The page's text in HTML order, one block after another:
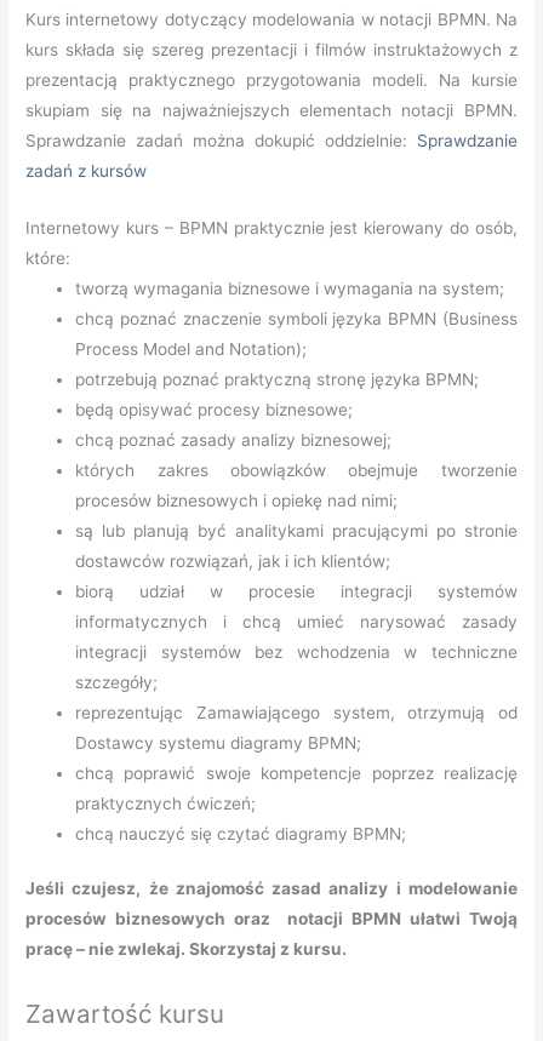
Kurs internetowy dotyczący modelowania w notacji BPMN. Na
kurs składa się szereg prezentacji i filmów instruktażowych z
prezentacją praktycznego przygotowania modeli. Na kursie
skupiam się na najważniejszych elementach notacji BPMN.
Sprawdzanie zadań można dokupić oddzielnie: Sprawdzanie
zadań z kursów
Internetowy kurs – BPMN praktycznie jest kierowany do osób,
które:
tworzą wymagania biznesowe i wymagania na system;
chcą poznać znaczenie symboli języka BPMN (Business
Process Model and Notation);
potrzebują poznać praktyczną stronę języka BPMN;
będą opisywać procesy biznesowe;
chcą poznać zasady analizy biznesowej;
których zakres obowiązków obejmuje tworzenie
procesów biznesowych i opiekę nad nimi;
są lub planują być analitykami pracującymi po stronie
dostawców rozwiązań, jak i ich klientów;
biorą udział w procesie integracji systemów
informatycznych i chcą umieć narysować zasady
integracji systemów bez wchodzenia w techniczne
szczegóły;
reprezentując Zamawiającego system, otrzymują od
Dostawcy systemu diagramy BPMN;
chcą poprawić swoje kompetencje poprzez realizację
praktycznych ćwiczeń;
chcą nauczyć się czytać diagramy BPMN;
Jeśli czujesz, że znajomość zasad analizy i modelowanie
procesów biznesowych oraz notacji BPMN ułatwi Twoją
pracę – nie zwlekaj. Skorzystaj z kursu.
Zawartość kursu